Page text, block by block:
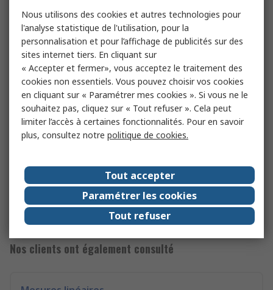
Conception
conception.
Découvrir le blog
Nos clients ont également consulté
Nous utilisons des cookies et autres technologies pour
l'analyse statistique de l'utilisation, pour la
personnalisation et pour l’affichage de publicités sur des
sites internet tiers. En cliquant sur
« Accepter et fermer», vous acceptez le traitement des
cookies non essentiels. Vous pouvez choisir vos cookies
en cliquant sur « Paramétrer mes cookies ». Si vous ne le
souhaitez pas, cliquez sur « Tout refuser ». Cela peut
limiter l’accès à certaines fonctionnalités. Pour en savoir
plus, consultez notre politique de cookies.
Tout accepter
Paramétrer les cookies
Tout refuser